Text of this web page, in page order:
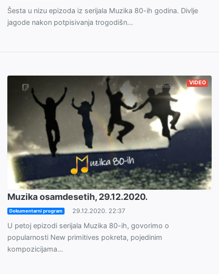
Šesta u nizu epizoda iz serijala Muzika 80-ih godina. Divlje
jagode nakon potpisivanja trogodišn...
VIDEO
Muzika osamdesetih, 29.12.2020.
Dokumentarni program 29.12.2020. 22:37
U petoj epizodi serijala Muzika 80-ih, govorimo o
popularnosti New primitives pokreta, pojedinim
kompozicijama...